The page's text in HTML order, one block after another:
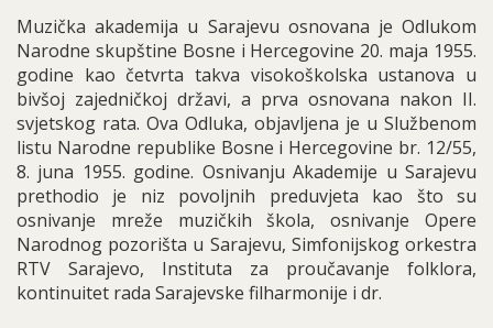
Muzička akademija u Sarajevu osnovana je Odlukom
Narodne skupštine Bosne i Hercegovine 20. maja 1955.
godine kao četvrta takva visokoškolska ustanova u
bivšoj zajedničkoj državi, a prva osnovana nakon II.
svjetskog rata. Ova Odluka, objavljena je u Službenom
listu Narodne republike Bosne i Hercegovine br. 12/55,
8. juna 1955. godine. Osnivanju Akademije u Sarajevu
prethodio je niz povoljnih preduvjeta kao što su
osnivanje mreže muzičkih škola, osnivanje Opere
Narodnog pozorišta u Sarajevu, Simfonijskog orkestra
RTV Sarajevo, Instituta za proučavanje folklora,
kontinuitet rada Sarajevske filharmonije i dr.